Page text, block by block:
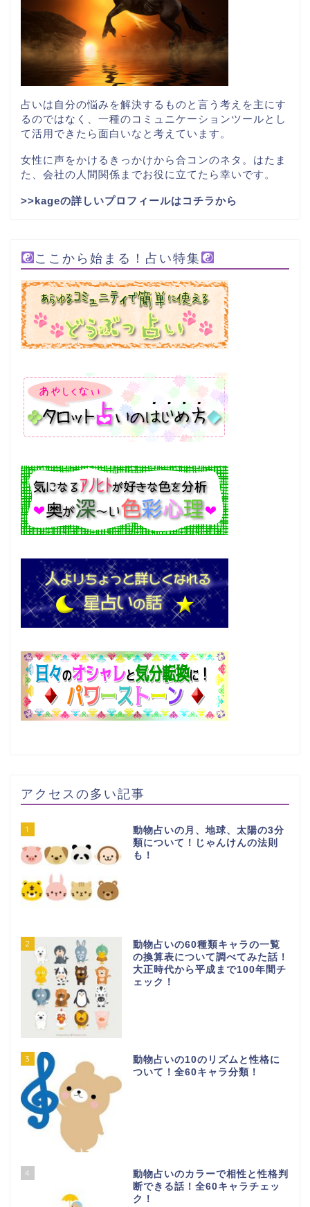
占いは自分の悩みを解決するものと言う考えを主にす
るのではなく、一種のコミュニケーションツールとし
て活用できたら面白いなと考えています。
女性に声をかけるきっかけから合コンのネタ。はたま
た、会社の人間関係までお役に立てたら幸いです。
>>kageの詳しいプロフィールはコチラから
ここから始まる！占い特集
アクセスの多い記事
1
動物占いの月、地球、太陽の3分
類について！じゃんけんの法則
も！
2
動物占いの60種類キャラの一覧
の換算表について調べてみた話！
大正時代から平成まで100年間チ
ェック！
3
動物占いの10のリズムと性格に
ついて！全60キャラ分類！
4
動物占いのカラーで相性と性格判
断できる話！全60キャラチェッ
ク！